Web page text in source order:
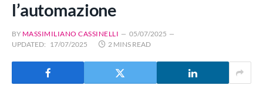
l’automazione
BY MASSIMILIANO CASSINELLI
05/07/2025
UPDATED: 17/07/2025 2 MINS READ